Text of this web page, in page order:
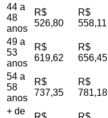
44 a
48
anos
R$
526,80
R$
558,11
49 a
53
anos
R$
619,62
R$
656,45
54 a
58
anos
R$
737,35
R$
781,18
+ de